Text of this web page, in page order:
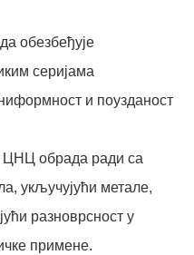
обезбеђује
серијама
и поузданост
ЦНЦ обрада ради са
укључујући метале,
разноврсност у
примене.